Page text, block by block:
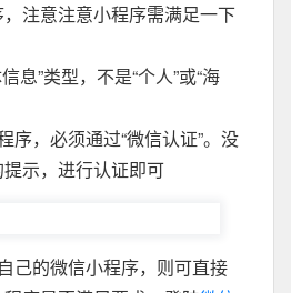
注意注意小程序需满足一下
息”类型，不是“个人”或“海
序，必须通过“微信认证”。没
示，进行认证即可
己的微信小程序，则可直接